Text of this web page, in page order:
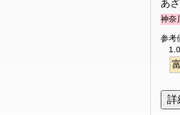
あ
神奈
参考
詳